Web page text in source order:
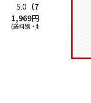
セッ…
5.0 （7）
1,969円
(送料別・税込) (送